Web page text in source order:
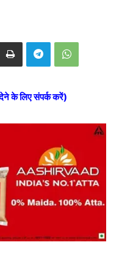
देने के लिए संपर्क करें)